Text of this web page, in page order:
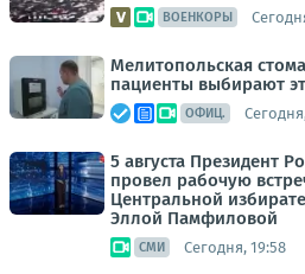
ВОЕНКОРЫ
Мелитопольская
пациенты выбирают
ОФИЦ.
5 августа Президент
провел рабочую
Центральной
Эллой Памфиловой
СМИ Сегодня, 19:58